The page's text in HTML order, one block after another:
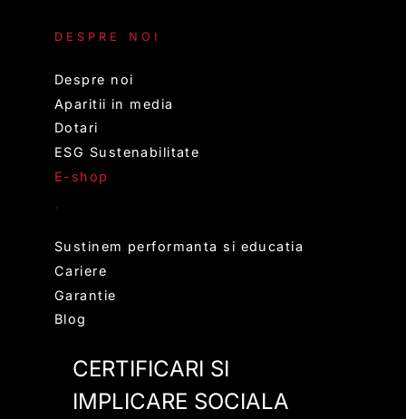
DESPRE NOI
Despre noi
Aparitii in media
Dotari
ESG Sustenabilitate
E-shop
.
Sustinem performanta si educatia
Cariere
Garantie
Blog
CERTIFICARI SI
IMPLICARE SOCIALA